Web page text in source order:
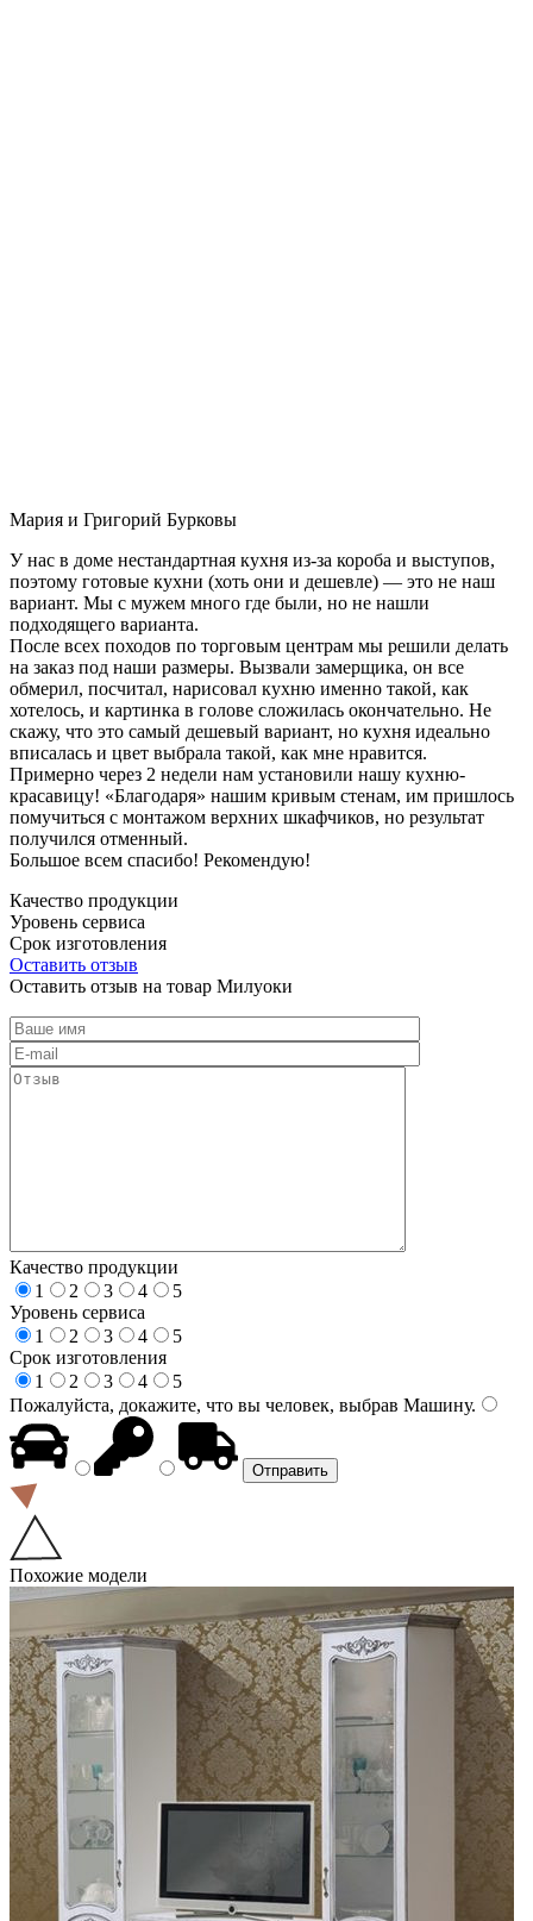
Мария и Григорий Бурковы
У нас в доме нестандартная кухня из-за короба и выступов,
поэтому готовые кухни (хоть они и дешевле) — это не наш
вариант. Мы с мужем много где были, но не нашли
подходящего варианта.
После всех походов по торговым центрам мы решили делать
на заказ под наши размеры. Вызвали замерщика, он все
обмерил, посчитал, нарисовал кухню именно такой, как
хотелось, и картинка в голове сложилась окончательно. Не
скажу, что это самый дешевый вариант, но кухня идеально
вписалась и цвет выбрала такой, как мне нравится.
Примерно через 2 недели нам установили нашу кухню-
красавицу! «Благодаря» нашим кривым стенам, им пришлось
помучиться с монтажом верхних шкафчиков, но результат
получился отменный.
Большое всем спасибо! Рекомендую!
Качество продукции
Уровень сервиса
Срок изготовления
Оставить отзыв
Оставить отзыв на товар Милуоки
Качество продукции
1
2 3 4
5
Уровень сервиса
1
2 3 4
5
Срок изготовления
1
2 3 4
5
Пожалуйста, докажите, что вы человек, выбрав Машину.
Похожие модели